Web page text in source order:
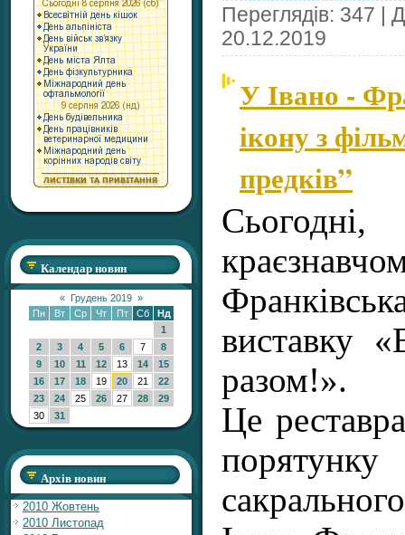
Календар новин
« Грудень 2019 »
Пн
Вт Ср Чт Пт Сб
Нд
1
2
3 4 5 6 7
8
9
10 11 12 13 14
15
16
17 18 19 20 21
22
23
24 25 26 27 28
29
30
31
Архів новин
2010 Жовтень
2010 Листопад
Переглядів: 347 |
20.12.2019
У Івано -
ікону з
предків”
виставку
разом!».
Це